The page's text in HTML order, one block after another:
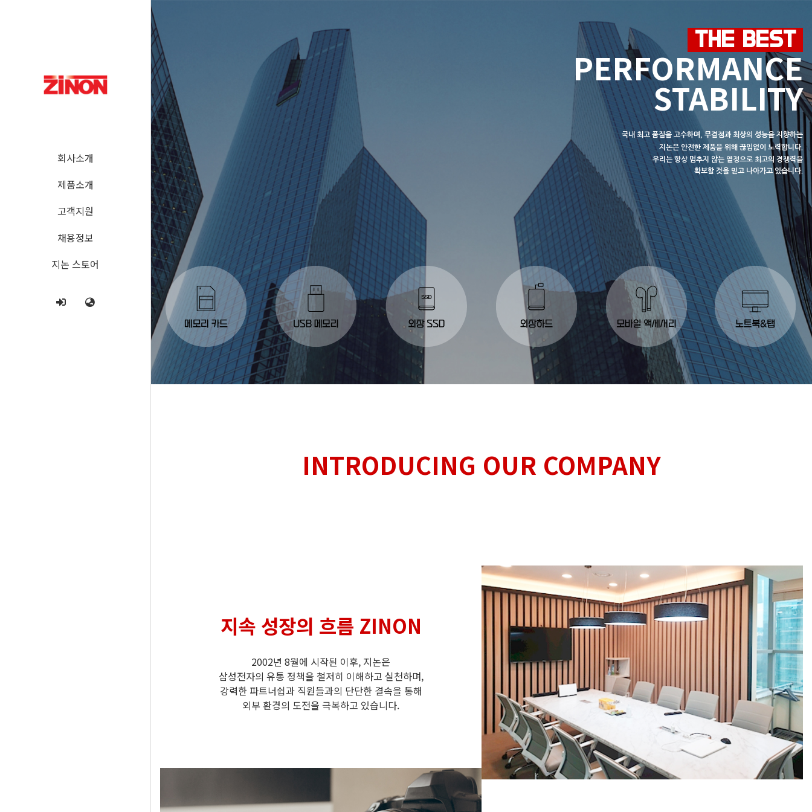
회사소개
제품소개
고객지원
채용정보
지논 스토어
THE BEST
PERFORMANCE
STABILITY
국내 최고 품질을 고수하며, 무결점과 최상의 성능을 지향하는
지논은 안전한 제품을 위해 끊임없이 노력합니다.
우리는 항상 멈추지 않는 열정으로 최고의 경쟁력을
확보할 것을 믿고 나아가고 있습니다.
INTRODUCING OUR COMPANY
지속 성장의 흐름 ZINON
2002년 8월에 시작된 이후, 지논은
삼성전자의 유통 정책을 철저히 이해하고 실천하며,
강력한 파트너쉽과 직원들과의 단단한 결속을 통해
외부 환경의 도전을 극복하고 있습니다.